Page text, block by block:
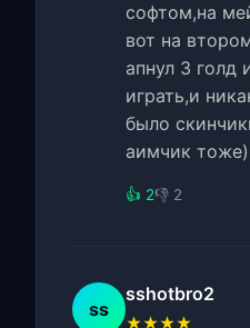
софтом,на
вот на
апнул 3 голд
играть,и
было
аимчик тоже)
👍 2👎 2
ss
sshotbro2
★★★★